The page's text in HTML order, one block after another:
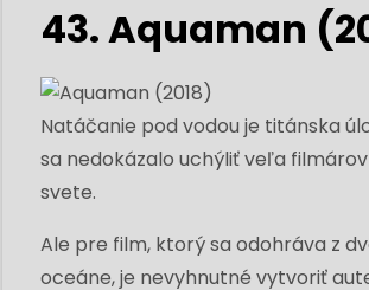
43. Aquaman
Natáčanie pod vodou je titánska
sa nedokázalo uchýliť veľa
svete.
Ale pre film, ktorý sa odohráva z
oceáne, je nevyhnutné vytvoriť